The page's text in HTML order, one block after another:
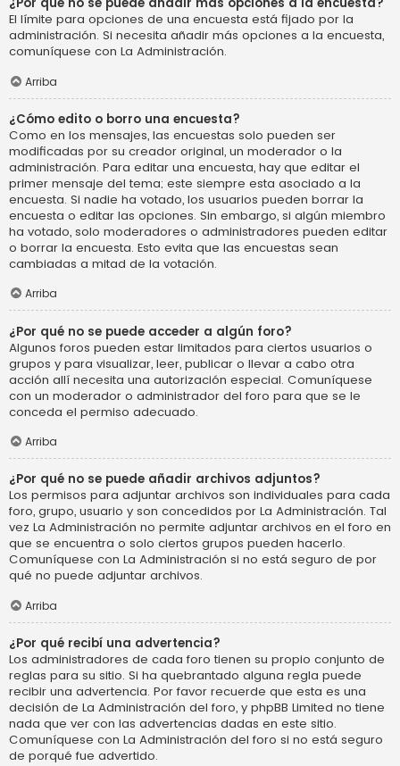
El límite para opciones de una encuesta está fijado por la
administración. Si necesita añadir más opciones a la encuesta,
comuníquese con La Administración.
Arriba
¿Cómo edito o borro una encuesta?
Como en los mensajes, las encuestas solo pueden ser
modificadas por su creador original, un moderador o la
administración. Para editar una encuesta, hay que editar el
primer mensaje del tema; este siempre esta asociado a la
encuesta. Si nadie ha votado, los usuarios pueden borrar la
encuesta o editar las opciones. Sin embargo, si algún miembro
ha votado, solo moderadores o administradores pueden editar
o borrar la encuesta. Esto evita que las encuestas sean
cambiadas a mitad de la votación.
Arriba
¿Por qué no se puede acceder a algún foro?
Algunos foros pueden estar limitados para ciertos usuarios o
grupos y para visualizar, leer, publicar o llevar a cabo otra
acción allí necesita una autorización especial. Comuníquese
con un moderador o administrador del foro para que se le
conceda el permiso adecuado.
Arriba
¿Por qué no se puede añadir archivos adjuntos?
Los permisos para adjuntar archivos son individuales para cada
foro, grupo, usuario y son concedidos por La Administración. Tal
vez La Administración no permite adjuntar archivos en el foro en
que se encuentra o solo ciertos grupos pueden hacerlo.
Comuníquese con La Administración si no está seguro de por
qué no puede adjuntar archivos.
Arriba
¿Por qué recibí una advertencia?
Los administradores de cada foro tienen su propio conjunto de
reglas para su sitio. Si ha quebrantado alguna regla puede
recibir una advertencia. Por favor recuerde que esta es una
decisión de La Administración del foro, y phpBB Limited no tiene
nada que ver con las advertencias dadas en este sitio.
Comuníquese con La Administración del foro si no está seguro
de porqué fue advertido.